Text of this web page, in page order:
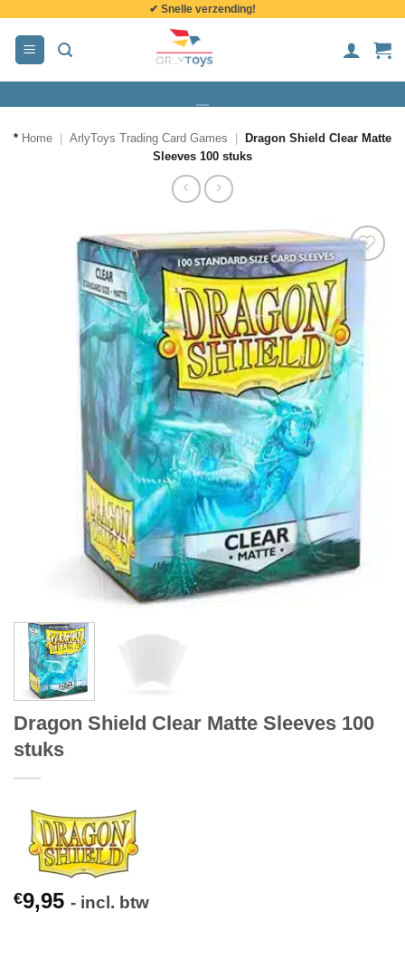
inhoud
✔ Snelle verzending!
* Home ArlyToys Trading Card Games
Dragon Shield Clear Matte
Sleeves 100 stuks
Dragon Shield Clear Matte Sleeves 100
stuks
€9,95 - incl. btw